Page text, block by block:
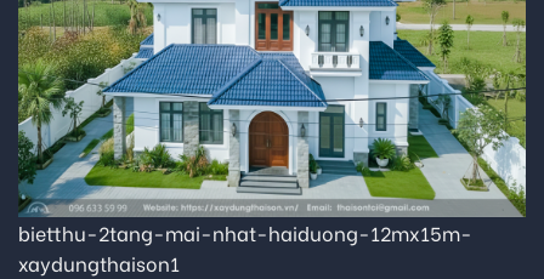
bietthu-2tang-mai-nhat-haiduong-12mx15m-
xaydungthaison1